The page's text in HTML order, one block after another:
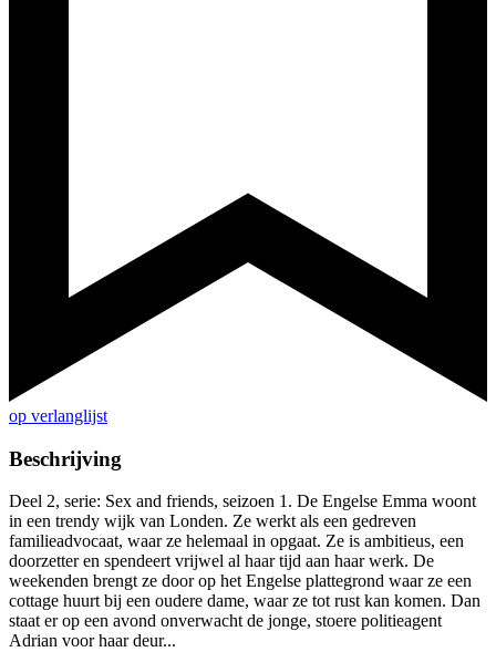
op verlanglijst
Beschrijving
Deel 2, serie: Sex and friends, seizoen 1. De Engelse Emma woont
in een trendy wijk van Londen. Ze werkt als een gedreven
familieadvocaat, waar ze helemaal in opgaat. Ze is ambitieus, een
doorzetter en spendeert vrijwel al haar tijd aan haar werk. De
weekenden brengt ze door op het Engelse plattegrond waar ze een
cottage huurt bij een oudere dame, waar ze tot rust kan komen. Dan
staat er op een avond onverwacht de jonge, stoere politieagent
Adrian voor haar deur...